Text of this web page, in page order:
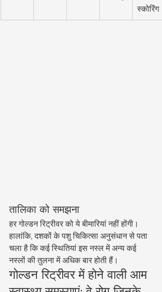
स्कोरिंग
तालिका को समझना
हर गोल्डन रिट्रीवर को ये बीमारियां नहीं होंगी।
हालांकि, दशकों के पशु चिकित्सा अनुसंधान से पता
चला है कि कई स्थितियां इस नस्ल में अन्य कई
नस्लों की तुलना में अधिक बार होती हैं।
गोल्डन रिट्रीवर में होने वाली आम